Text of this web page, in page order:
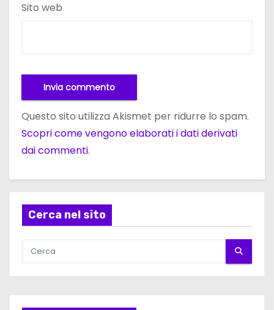
Sito web
Questo sito utilizza Akismet per ridurre lo spam.
Scopri come vengono elaborati i dati derivati
dai commenti.
Cerca nel sito